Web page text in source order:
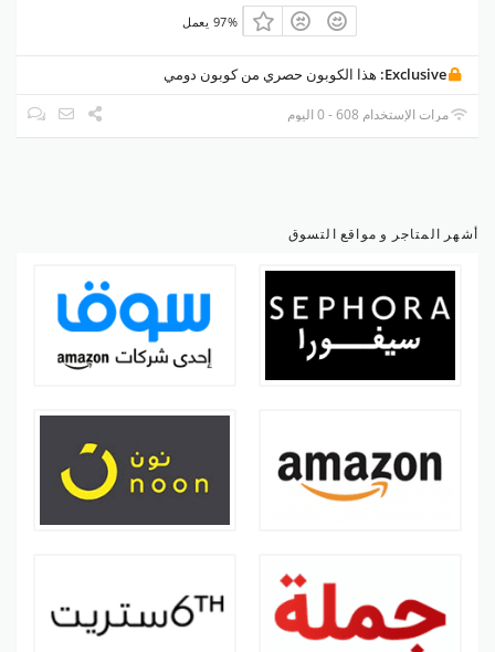
97% يعمل
Exclusive: هذا الكوبون حصري من كوبون دومي
مرات الإستخدام 608 - 0 اليوم
أشهر المتاجر و مواقع التسوق